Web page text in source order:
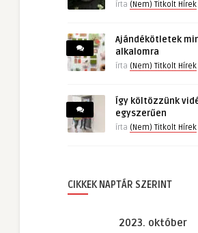
írta (Nem) Titkolt Hírek
Ajándékötletek
alkalomra
írta (Nem) Titkolt Hírek
Így költözzünk
egyszerűen
írta (Nem) Titkolt Hírek
CIKKEK NAPTÁR SZERINT
2023. október